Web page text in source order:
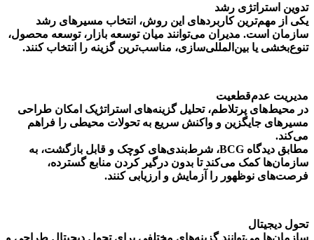
تدوین استراتژی رشد
یکی از مهم‌ترین کاربردهای این روش، انتخاب مسیرهای رشد
سازمان است. مدیران می‌توانند میان توسعه بازار، توسعه محصول،
تنوع‌بخشی یا بین‌المللی‌سازی، مناسب‌ترین گزینه را انتخاب کنند.
مدیریت عدم‌قطعیت
در محیط‌های پرتلاطم، تحلیل گزینه‌های استراتژیک امکان طراحی
مسیرهای جایگزین و واکنش سریع به تحولات محیطی را فراهم
می‌کند.
مطابق دیدگاه BCG، شرط‌بندی‌های کوچک و قابل بازگشت، به
سازمان‌ها کمک می‌کند تا بدون درگیر کردن منابع گسترده،
فرصت‌های نوظهور را آزمایش و ارزیابی کنند.
تحول دیجیتال
سازمان‌ها می‌توانند گزینه‌های مختلفی برای تحول دیجیتال طراحی و